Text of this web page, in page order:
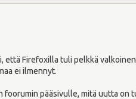
Firefoxilla tuli pelkkä
ei ilmennyt.
pääsivulle, mitä uutta